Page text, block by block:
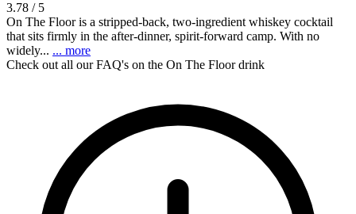
3.78 / 5
On The Floor is a stripped-back, two-ingredient whiskey cocktail
that sits firmly in the after-dinner, spirit-forward camp. With no
widely... ... more
Check out all our FAQ's on the On The Floor drink